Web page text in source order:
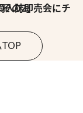
ャレンジ その2」